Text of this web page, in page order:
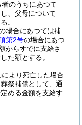
者のうちにあつて
、父母について
。
場合にあつては補
第2号の場合にあつ
からすでに支給さ
た額とする。
より死亡した場合
祭補償として、通
める金額を支給す